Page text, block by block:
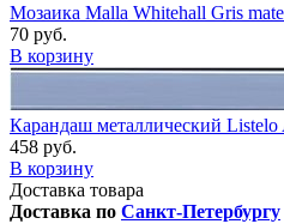
Мозаика Malla Whitehall Gris
70 руб.
В корзину
Карандаш металлический
458 руб.
В корзину
Доставка товара
Доставка по Санкт-Петербургу